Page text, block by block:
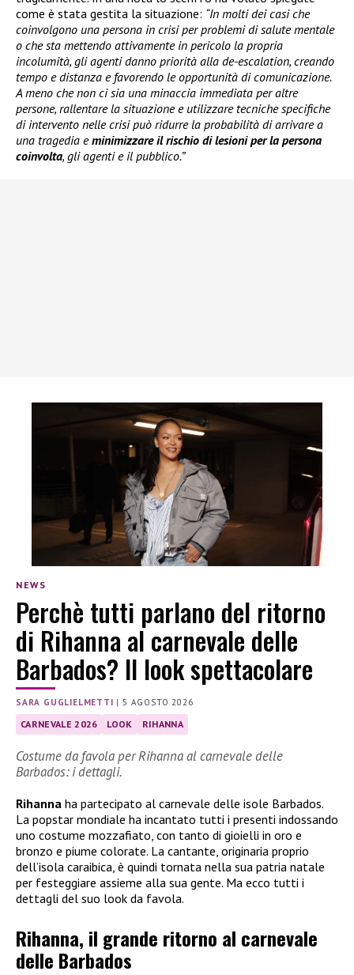
come è stata gestita la situazione: “In molti dei casi che
coinvolgono una persona in crisi per problemi di salute mentale
o che sta mettendo attivamente in pericolo la propria
incolumità, gli agenti danno priorità alla de-escalation, creando
tempo e distanza e favorendo le opportunità di comunicazione.
A meno che non ci sia una minaccia immediata per altre
persone, rallentare la situazione e utilizzare tecniche specifiche
di intervento nelle crisi può ridurre la probabilità di arrivare a
una tragedia eminimizzare il rischio di lesioni per la persona
coinvolta, gli agenti e il pubblico.”
NEWS
Perchè tutti parlano del ritorno
di Rihanna al carnevale delle
Barbados? Il look spettacolare
SARA GUGLIELMETTI |5 AGOSTO 2026
CARNEVALE 2026 LOOK RIHANNA
Costume da favola per Rihanna al carnevale delle
Barbados: i dettagli.
Rihanna ha partecipato al carnevale delle isole Barbados.
La popstar mondiale ha incantato tutti i presenti indossando
uno costume mozzafiato, con tanto di gioielli in oro e
bronzo e piume colorate. La cantante, originaria proprio
dell’isola caraibica, è quindi tornata nella sua patria natale
per festeggiare assieme alla sua gente. Ma ecco tutti i
dettagli del suo look da favola.
Rihanna, il grande ritorno al carnevale
delle Barbados